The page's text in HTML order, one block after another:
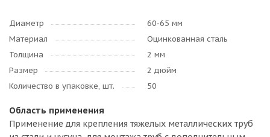
Диаметр
60-65 мм
Материал
Оцинкованная сталь
Толщина
2 мм
Размер
2 дюйм
Количество в упаковке, шт.
50
Область применения
Применение для крепления тяжелых металлических труб